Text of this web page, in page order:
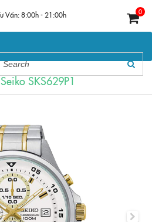
Vấn: 8:00h - 21:00h 0
SKS629P1